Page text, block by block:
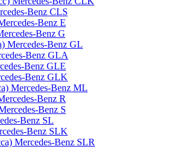
Benz CLS
Benz E
Benz G
Mercedes-Benz GL
Benz GLA
Benz GLE
Benz GLK
Mercedes-Benz ML
Benz R
Benz S
Benz SL
Benz SLK
Mercedes-Benz SLR